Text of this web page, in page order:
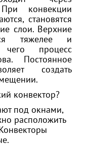
При конвекции
становятся
слои. Верхние
тяжелее и
процесс
Постоянное
создать
конвектор?
под окнами,
расположить